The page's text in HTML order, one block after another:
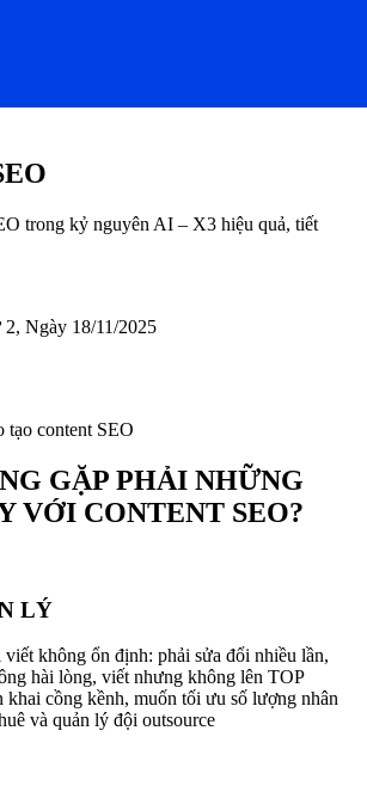
trong kỷ nguyên AI – X3 hiệu quả, tiết
Ngày 18/11/2025
tạo content SEO
GẶP PHẢI NHỮNG
VỚI CONTENT SEO?
LÝ
không ổn định: phải sửa đổi nhiều lần,
hài lòng, viết nhưng không lên TOP
cồng kềnh, muốn tối ưu số lượng nhân
và quản lý đội outsource